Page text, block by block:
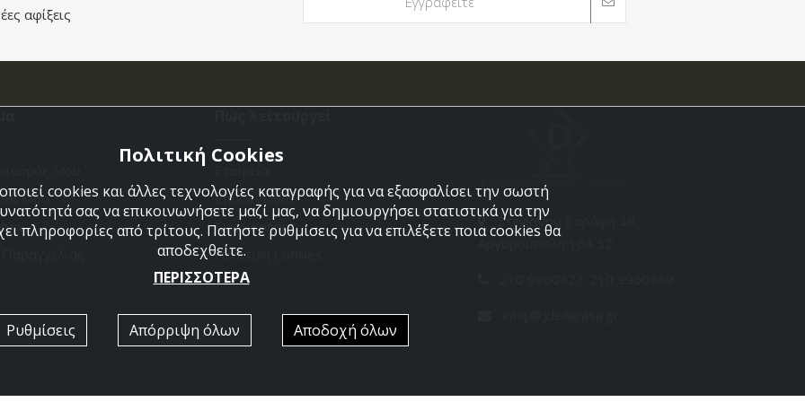
αφίξεις
Μου
Επικοινωνια
Όροι Χρήσης
Πολιτική Cookies
Στεφάνου Σαράφη 36,
Πολιτική Cookies
cookies και άλλες τεχνολογίες καταγραφής για να εξασφαλίσει την σωστή
σας να επικοινωνήσετε μαζί μας, να δημιουργήσει στατιστικά για την
πληροφορίες από τρίτους. Πατήστε ρυθμίσεις για να επιλέξετε ποια cookies θα
αποδεχθείτε.
ΠΕΡΙΣΣΟΤΕΡΑ
Ρυθμίσεις Απόρριψη όλων Αποδοχή όλων